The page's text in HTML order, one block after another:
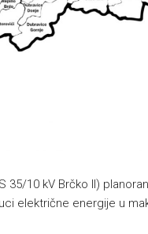
10 kV Brčko II)
električne energije u